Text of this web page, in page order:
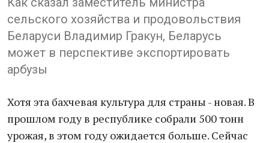
сельского хозяйства и продовольствия
Беларуси Владимир Гракун, Беларусь
может в перспективе экспортировать
арбузы
Хотя эта бахчевая культура для страны - новая. В
прошлом году в республике собрали 500 тонн
урожая, в этом году ожидается больше. Сейчас